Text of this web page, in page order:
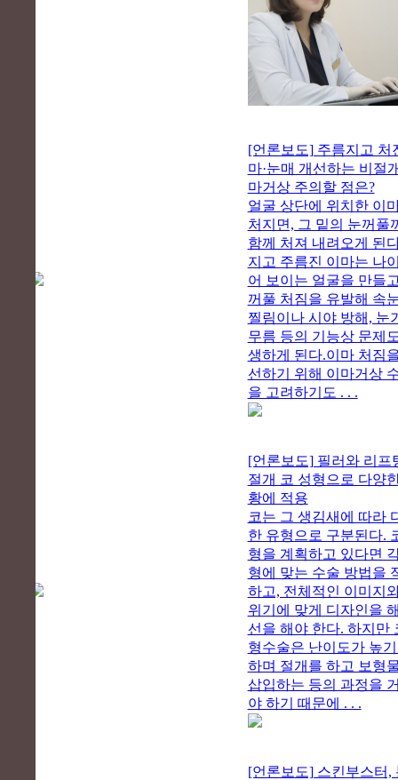
[언론보도] 주름지고 처
마·눈매 개선하는 비절
마거상 주의할 점은?
얼굴 상단에 위치한 이
처지면, 그 밑의 눈꺼풀
함께 처져 내려오게 된
지고 주름진 이마는 나
어 보이는 얼굴을 만들
꺼풀 처짐을 유발해 속
찔림이나 시야 방해, 눈
무름 등의 기능상 문제
생하게 된다.이마 처짐
선하기 위해 이마거상
을 고려하기도 . . .
[언론보도] 필러와 리프
절개 코 성형으로 다양
황에 적용
코는 그 생김새에 따라
한 유형으로 구분된다.
형을 계획하고 있다면
형에 맞는 수술 방법을
하고, 전체적인 이미지
위기에 맞게 디자인을
선을 해야 한다. 하지만
형수술은 난이도가 높
하며 절개를 하고 보형
삽입하는 등의 과정을
야 하기 때문에 . . .
[언론보도] 스킨부스터,